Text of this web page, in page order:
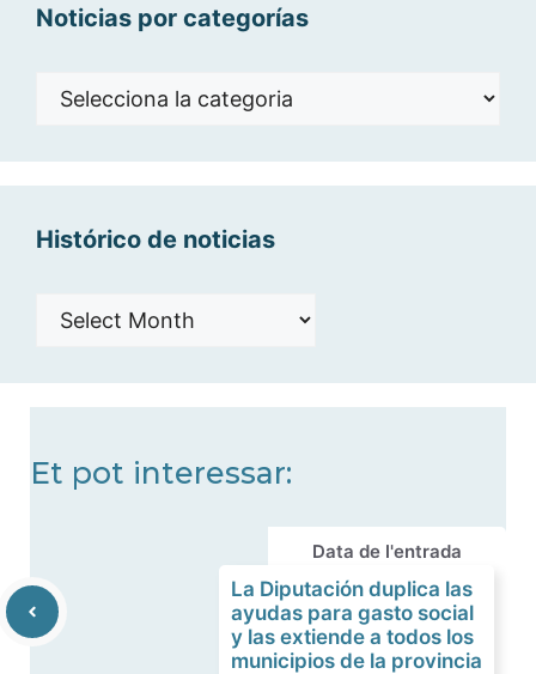
Noticias por categorías
Noticias
Histórico de noticias
Histórico
Et pot interessar:
Data de l'entrada
La Diputación duplica las
ayudas para gasto social
y las extiende a todos los
municipios de la provincia